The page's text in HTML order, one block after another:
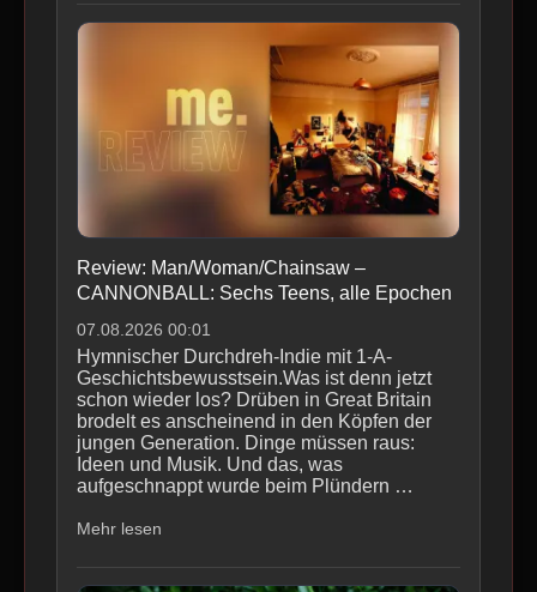
Review: Man/Woman/Chainsaw –
CANNONBALL: Sechs Teens, alle Epochen
07.08.2026 00:01
Hymnischer Durchdreh-Indie mit 1-A-
Geschichtsbewusstsein.Was ist denn jetzt
schon wieder los? Drüben in Great Britain
brodelt es anscheinend in den Köpfen der
jungen Generation. Dinge müssen raus:
Ideen und Musik. Und das, was
aufgeschnappt wurde beim Plündern …
Mehr lesen